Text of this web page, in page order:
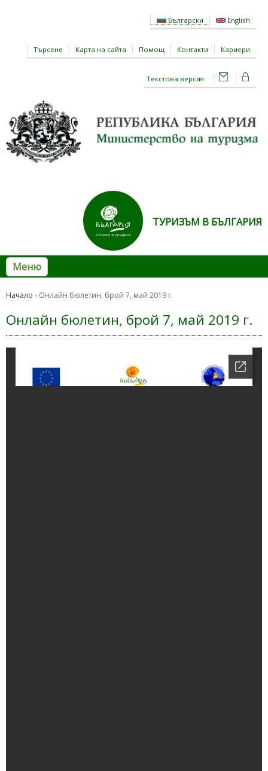
Български English
Търсене Карта на сайта Помощ Контакти Кариери
Текстова версия
ТУРИЗЪМ В БЪЛГАРИЯ
Меню
Начало Онлайн бюлетин, брой 7, май 2019 г.
Онлайн бюлетин, брой 7, май 2019 г.